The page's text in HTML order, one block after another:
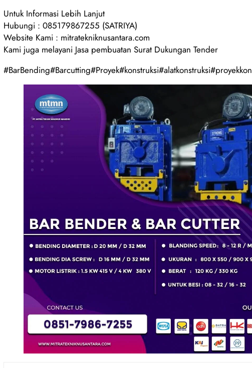
Untuk Informasi Lebih Lanjut
Hubungi : 085179867255 (SATRIYA)
Website Kami : mitratekniknusantara.com
Kami juga melayani Jasa pembuatan Surat Dukungan Tender